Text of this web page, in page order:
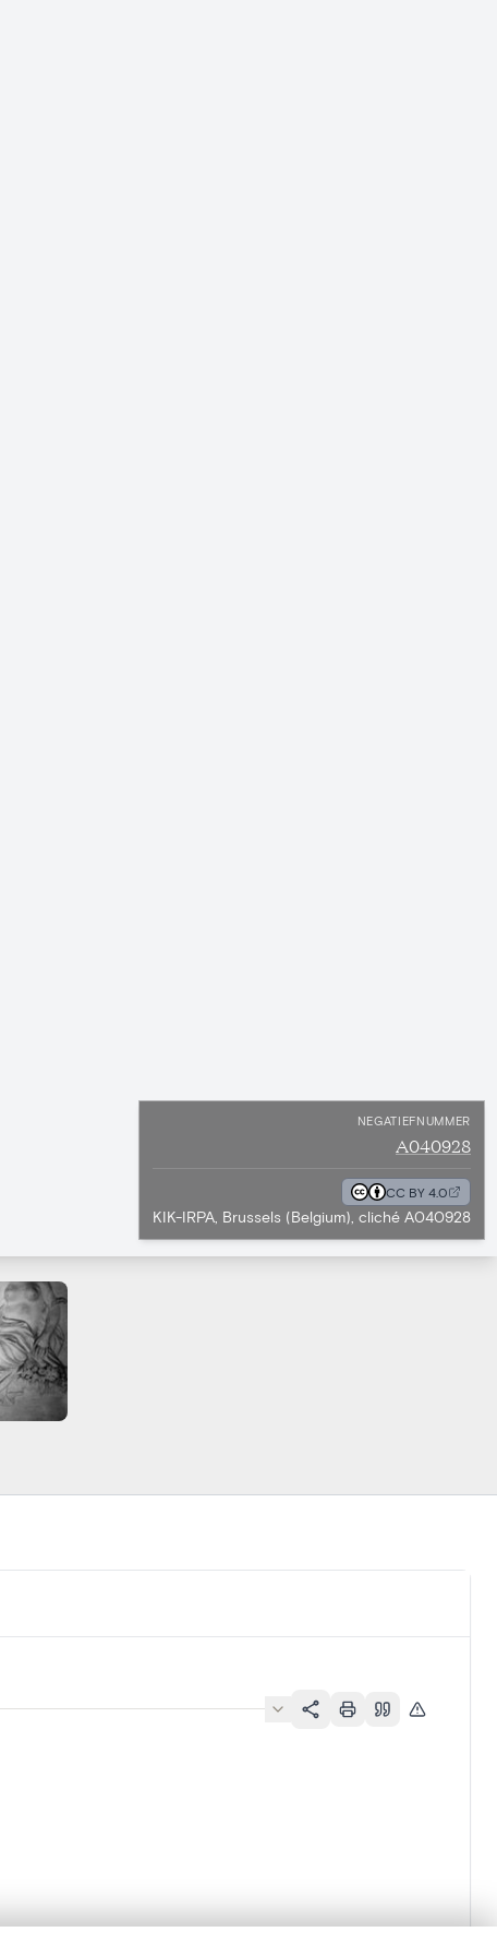
NEGATIEFNUMMER
A040928
CC BY 4.0
KIK-IRPA, Brussels (Belgium), cliché A040928